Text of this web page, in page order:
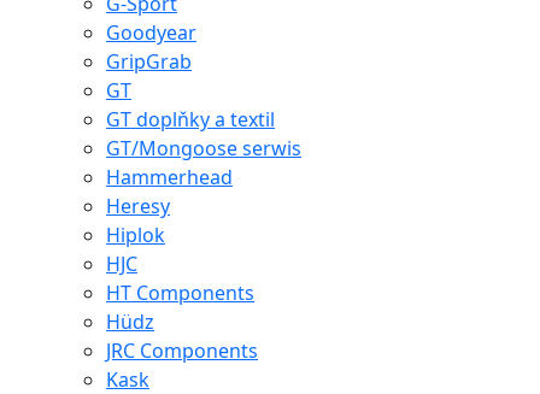
Goodyear
GripGrab
GT
GT doplňky a textil
GT/Mongoose serwis
Hammerhead
Heresy
Hiplok
HJC
HT Components
Hüdz
JRC Components
Kask